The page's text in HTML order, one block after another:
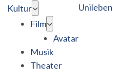
Kultur
Film
Avatar
Musik
Theater
Unileben